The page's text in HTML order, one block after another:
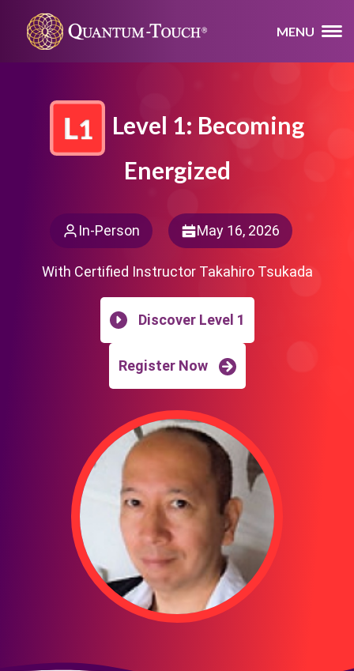
MENU
Level 1: Becoming
Energized
In-Person May 16, 2026
With Certified Instructor Takahiro Tsukada
Discover Level 1
Register Now